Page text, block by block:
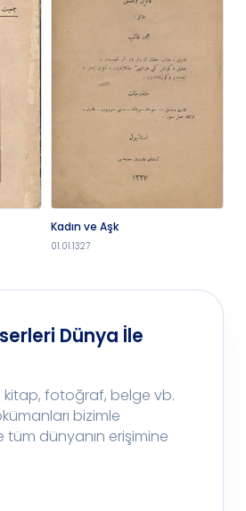
Kadın ve Aşk
01.01.1327
Dünya İle
kitap, fotoğraf, belge vb.
bizimle
dünyanın erişimine